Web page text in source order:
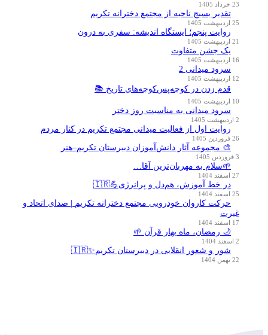
23 خرداد 1405
تقدیر بسیج ناحیه از مجتمع دخترانه تکریم
25 اردیبهشت 1405
روایت پنجم؛ ایستگاه اندیشه: سفری به درون
21 اردیبهشت 1405
یک جشن متفاوت
16 اردیبهشت 1405
سرود میدانی 2
12 اردیبهشت 1405
قدم زدن در کوچه‌پس‌کوچه‌های تاریخ 📚
10 اردیبهشت 1405
سرود میدانی به مناسبت روز دختر
2 اردیبهشت 1405
روایت اول از فعالیت میدانی مجتمع تکریم در کنار مردم
26 فروردین 1405
🎨 مجموعه آثار دانش‌آموزان دبیرستان تکریم–هنر
3 فروردین 1405
🌱سلام به مهربان‌ترین آقا…
27 اسفند 1404
در خط آموزش، هم‌دل و پرانرژی💪🇮🇷
25 اسفند 1404
حرکت کاروان خودرویی مجتمع دخترانه تکریم | صدای اتحاد و
غیرت
17 اسفند 1404
🌙 رمضان، ماه بهار قرآن 🌱
2 اسفند 1404
شور و شعور انقلابی در دبیرستان تکریم✨🇮🇷
22 بهمن 1404